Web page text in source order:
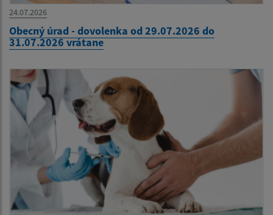
24.07.2026
Obecný úrad - dovolenka od 29.07.2026 do
31.07.2026 vrátane